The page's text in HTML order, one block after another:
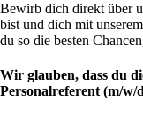
Bewirb dich direkt über
bist und dich mit
du so die besten
Wir glauben, dass du
Personalreferent (m/w/